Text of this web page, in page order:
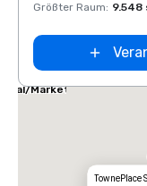
Größter Raum:
Marriott
Market